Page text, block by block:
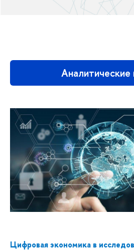
Аналитические
Цифровая экономика в